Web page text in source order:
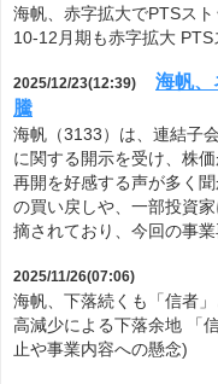
海帆、赤字拡大でPTSス
10-12月期も赤字拡大 PTS
2025/12/23(12:39)
海帆、
騰
海帆（3133）は、連結子
に関する開示を受け、株
再開を好感する声が多く
の買い戻しや、一部投資
摘されており、今回の事
2025/11/26(07:06)
海帆、下落続くも「信者
高減少による下落余地 「
止や事業内容への懸念)